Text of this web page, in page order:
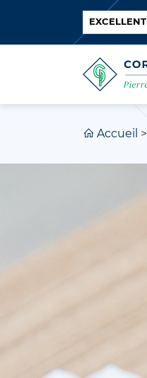
EXCELLENT
Accueil >